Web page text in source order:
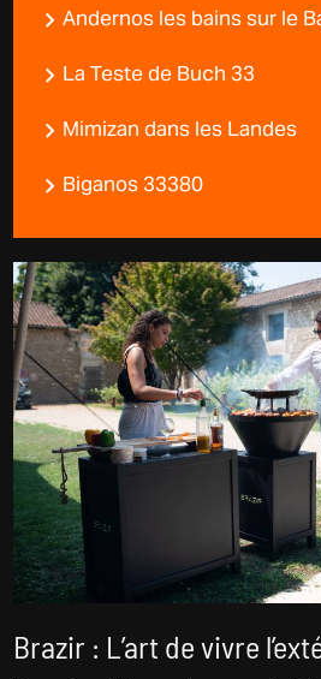
Andernos les bains sur le
La Teste de Buch 33
Mimizan dans les Landes
Biganos 33380
Brazir : L’art de vivre